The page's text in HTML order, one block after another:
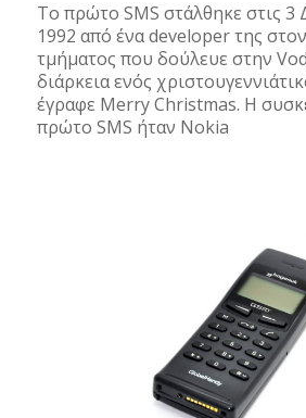
Το πρώτο SMS στάλθηκε στις 3
1992 από ένα developer της
τμήματος που δούλευε στην
διάρκεια ενός
έγραφε Merry Christmas. Η
πρώτο SMS ήταν Nokia